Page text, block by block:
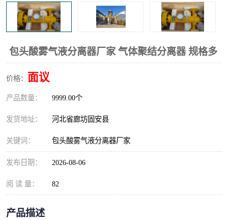
包头酸雾气液分离器厂家 气体聚结分离器 规格多
价格： 面议
产品数量： 9999.00个
发货地址： 河北省廊坊固安县
关键词： 包头酸雾气液分离器厂家
发布日期： 2026-08-06
阅 读 量： 82
产品描述